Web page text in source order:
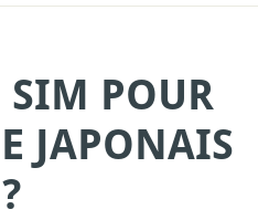
SIM POUR
JAPONAIS
?